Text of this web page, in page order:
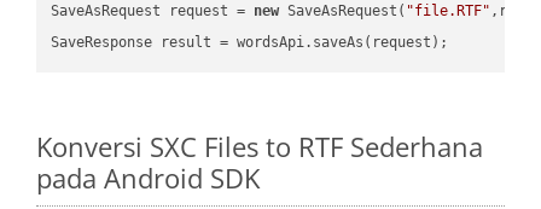
SaveAsRequest request = new SaveAsRequest( "file.RTF"
Konversi SXC Files to RTF Sederhana
pada Android SDK